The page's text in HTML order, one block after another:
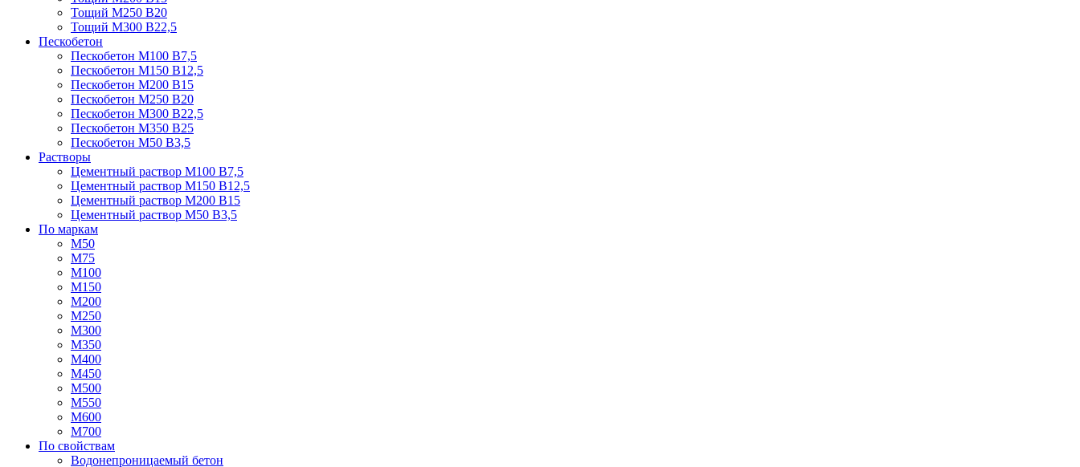
Тощий М250 В20
Тощий М300 В22,5
Пескобетон
Пескобетон М100 В7,5
Пескобетон М150 В12,5
Пескобетон М200 В15
Пескобетон М250 В20
Пескобетон М300 В22,5
Пескобетон М350 В25
Пескобетон М50 В3,5
Растворы
Цементный раствор М100 В7,5
Цементный раствор М150 В12,5
Цементный раствор М200 В15
Цементный раствор М50 В3,5
По маркам
М50
М75
М100
М150
М200
М250
М300
М350
М400
М450
М500
М550
М600
М700
По свойствам
Водонепроницаемый бетон